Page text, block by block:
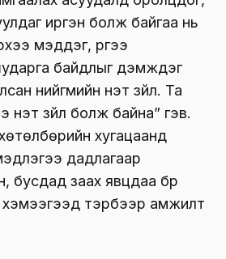
иргэн болж байгаа нь
мэддэг, үүргээ
байдлыг дэмждэг
нийгмийн үнэт зүйл. Та
үнэт зүйл болж байна” гэв.
хугацаанд
дадлагаар
бусдад заах явцдаа бүр
хэмээгээд тэрбээр амжилт